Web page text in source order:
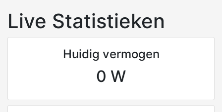
Live Statistieken
Huidig vermogen
0 W